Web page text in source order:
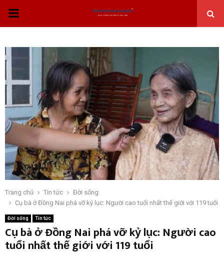
THỰC
CHÍNH
Trang chủ Tin tức
Đời sống
Cụ bà ở Đồng Nai phá vỡ kỷ lục: Người cao tuổi nhất thế giới với 119 tuổi
Đời sống Tin tức
Cụ bà ở Đồng Nai phá vỡ kỷ lục: Người cao
tuổi nhất thế giới với 119 tuổi